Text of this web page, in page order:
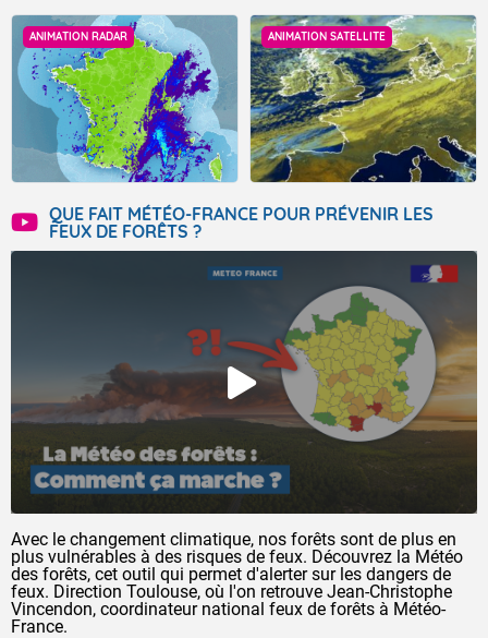
ANIMATION RADAR ANIMATION SATELLITE
QUE FAIT MÉTÉO-FRANCE POUR PRÉVENIR LES
FEUX DE FORÊTS ?
Avec le changement climatique, nos forêts sont de plus en
plus vulnérables à des risques de feux. Découvrez la Météo
des forêts, cet outil qui permet d'alerter sur les dangers de
feux. Direction Toulouse, où l'on retrouve Jean-Christophe
Vincendon, coordinateur national feux de forêts à Météo-
France.